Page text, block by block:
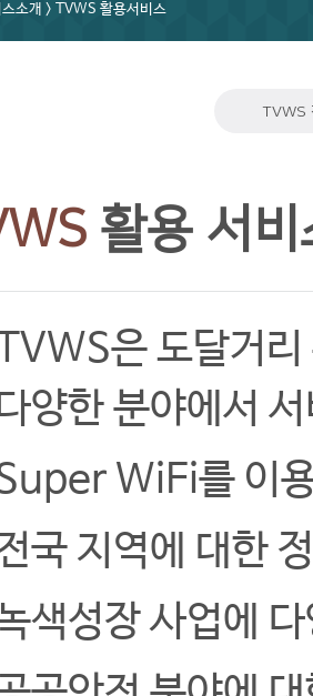
스소개 > TVWS 활용서비스
TVWS
활용 서비
은 도달거리
양한 분야에서
WiFi를 이
국 지역에 대한
색성장 사업에